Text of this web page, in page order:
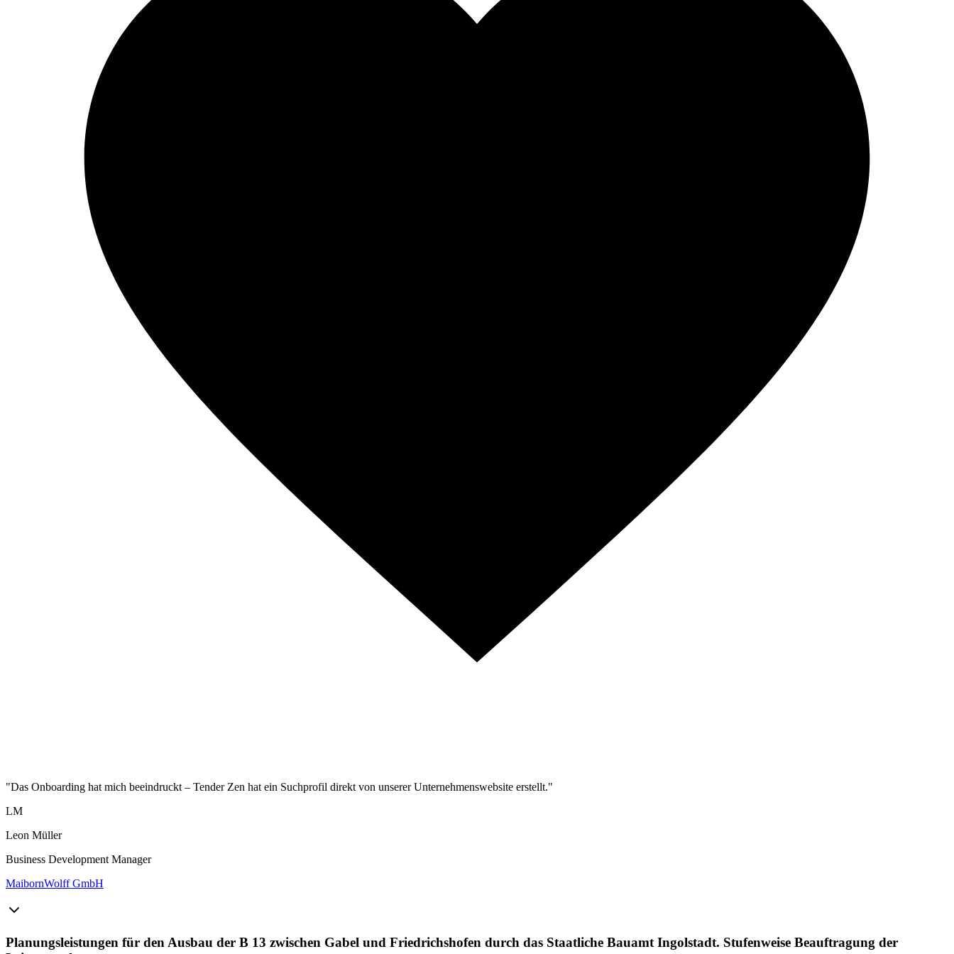
"Das Onboarding hat mich beeindruckt – Tender Zen hat ein Suchprofil direkt von unserer Unternehmenswebsite erstellt."
LM
Leon Müller
Business Development Manager
MaibornWolff GmbH
Planungsleistungen für den Ausbau der B 13 zwischen Gabel und Friedrichshofen durch das Staatliche Bauamt Ingolstadt. Stufenweise Beauftragung der